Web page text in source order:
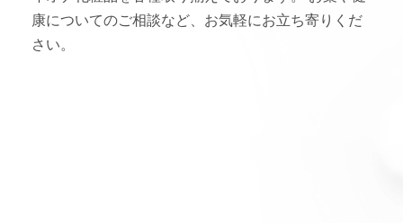
康についてのご相談など、お気軽にお立ち寄りくだ
さい。